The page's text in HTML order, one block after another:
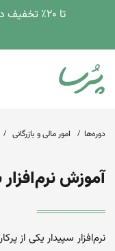
تا 2۰٪
دوره‌ها امور مالی و بازرگانی
آموزش
نرم‌افزار سپیدار یکی از